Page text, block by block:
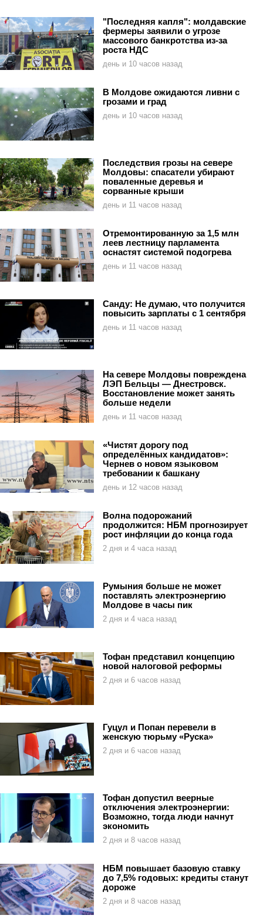
"Последняя капля": молдавские
фермеры заявили о угрозе
массового банкротства из-за
роста НДС
день и 10 часов назад
В Молдове ожидаются ливни с
грозами и град
день и 10 часов назад
Последствия грозы на севере
Молдовы: спасатели убирают
поваленные деревья и
сорванные крыши
день и 11 часов назад
Отремонтированную за 1,5 млн
леев лестницу парламента
оснастят системой подогрева
день и 11 часов назад
Санду: Не думаю, что получится
повысить зарплаты с 1 сентября
день и 11 часов назад
На севере Молдовы повреждена
ЛЭП Бельцы — Днестровск.
Восстановление может занять
больше недели
день и 11 часов назад
«Чистят дорогу под
определённых кандидатов»:
Чернев о новом языковом
требовании к башкану
день и 12 часов назад
Волна подорожаний
продолжится: НБМ прогнозирует
рост инфляции до конца года
2 дня и 4 часа назад
Румыния больше не может
поставлять электроэнергию
Молдове в часы пик
2 дня и 4 часа назад
Тофан представил концепцию
новой налоговой реформы
2 дня и 6 часов назад
Гуцул и Попан перевели в
женскую тюрьму «Руска»
2 дня и 6 часов назад
Тофан допустил веерные
отключения электроэнергии:
Возможно, тогда люди начнут
экономить
2 дня и 8 часов назад
НБМ повышает базовую ставку
до 7,5% годовых: кредиты станут
дороже
2 дня и 8 часов назад